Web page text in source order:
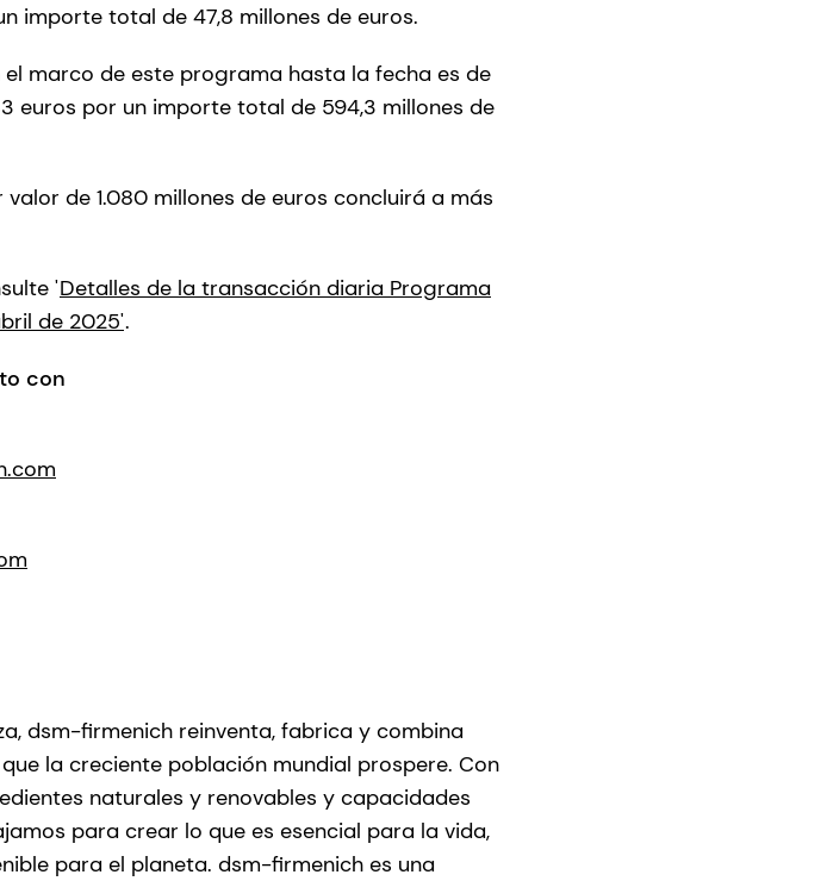
importe total de 47,8 millones de euros.
marco de este programa hasta la fecha es de
euros por un importe total de 594,3 millones de
de 1.080 millones de euros concluirá a más
'Detalles de la transacción diaria Programa
de 2025'.
con
dsm-firmenich reinventa, fabrica y combina
la creciente población mundial prospere. Con
naturales y renovables y capacidades
para crear lo que es esencial para la vida,
para el planeta. dsm-firmenich es una